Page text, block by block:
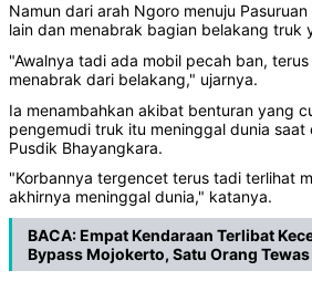
Namun dari arah Ngoro menuju
lain dan menabrak bagian belakang truk
"Awalnya tadi ada mobil pecah ban,
menabrak dari belakang," ujarnya.
Ia menambahkan akibat benturan yang
pengemudi truk itu meninggal dunia saat
Pusdik Bhayangkara.
"Korbannya tergencet terus tadi terlihat
akhirnya meninggal dunia," katanya.
BACA:Empat Kendaraan Terlibat
Bypass Mojokerto, Satu Orang Tewas